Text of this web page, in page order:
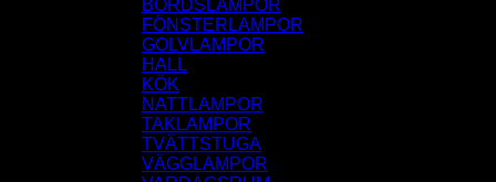
BORDSLAMPOR
FÖNSTERLAMPOR
GOLVLAMPOR
HALL
KÖK
NATTLAMPOR
TAKLAMPOR
TVÄTTSTUGA
VÄGGLAMPOR